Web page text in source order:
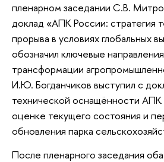
пленарном заседании С.В.
доклад «АПК России: стратегия
прорыва в условиях глобальных
обозначил ключевые
трансформации
И.Ю. Богданчиков выступил с
технической оснащённости
оценке текущего состояния и
обновления парка
После пленарного заседания